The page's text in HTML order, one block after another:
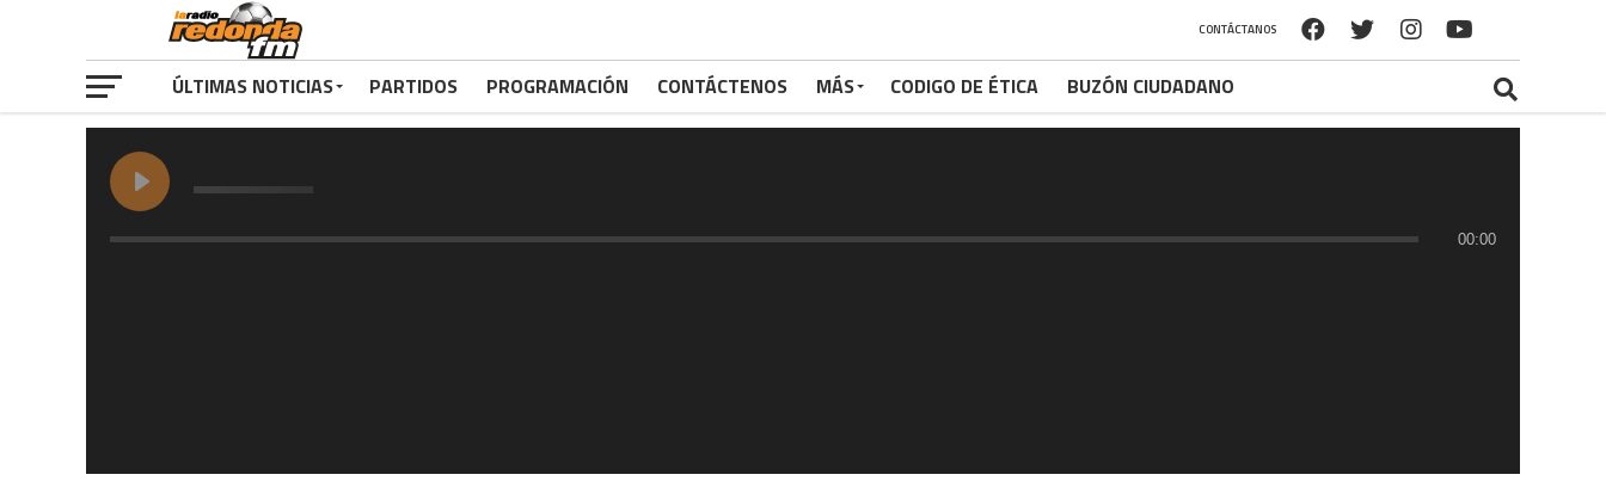
00:00
CONTÁCTANOS
ÚLTIMAS NOTICIAS PARTIDOS PROGRAMACIÓN CONTÁCTENOS MÁS CODIGO DE ÉTICA BUZÓN CIUDADANO